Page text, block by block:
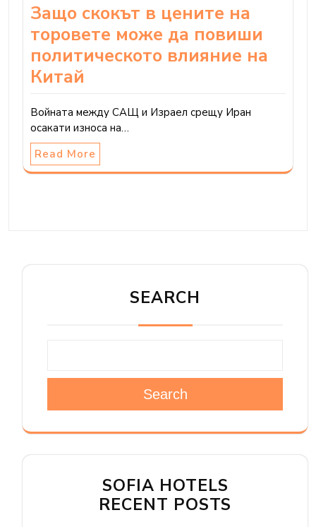
Защо скокът в цените на
торовете може да повиши
политическото влияние на
Китай
Войната между САЩ и Израел срещу Иран
осакати износа на…
Read More
SEARCH
Search
SOFIA HOTELS
RECENT POSTS